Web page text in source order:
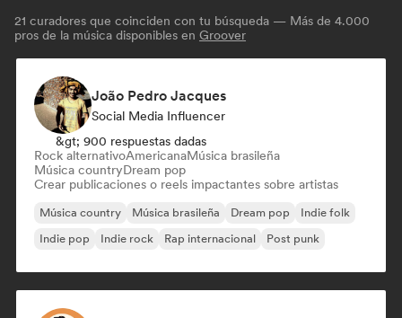
21 curadores que coinciden con tu búsqueda — Más de 4.000
pros de la música disponibles en Groover
João Pedro Jacques
Social Media Influencer
&gt; 900 respuestas dadas
Rock alternativoAmericanaMúsica brasileña
Música countryDream pop
Crear publicaciones o reels impactantes sobre artistas
Música country Música brasileña Dream pop
Indie folk
Indie pop
Indie rock Rap internacional Post punk